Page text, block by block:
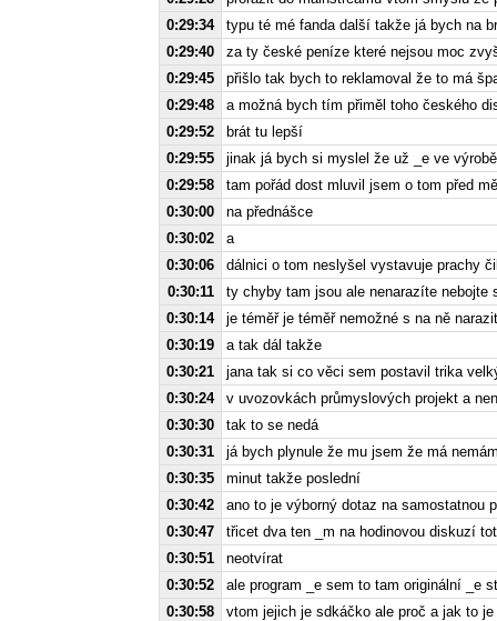
0:29:34
typu té mé fanda další takže já bych na
0:29:40
za ty české peníze které nejsou moc
0:29:45
přišlo tak bych to reklamoval že to má
0:29:48
a možná bych tím přiměl toho českého
0:29:52
brát tu lepší
0:29:55
jinak já bych si myslel že už _e ve
0:29:58
tam pořád dost mluvil jsem o tom před
0:30:00
na přednášce
0:30:02
a
0:30:06
dálnici o tom neslyšel vystavuje prachy
0:30:11
ty chyby tam jsou ale nenarazíte nebojte
0:30:14
je téměř je téměř nemožné s na ně
0:30:19
a tak dál takže
0:30:21
jana tak si co věci sem postavil trika
0:30:24
v uvozovkách průmyslových projekt a
0:30:30
tak to se nedá
0:30:31
já bych plynule že mu jsem že má
0:30:35
minut takže poslední
0:30:42
ano to je výborný dotaz na samostatnou
0:30:47
třicet dva ten _m na hodinovou diskuzí
0:30:51
neotvírat
0:30:52
ale program _e sem to tam originální _e
0:30:58
vtom jejich je sdkáčko ale proč a jak to